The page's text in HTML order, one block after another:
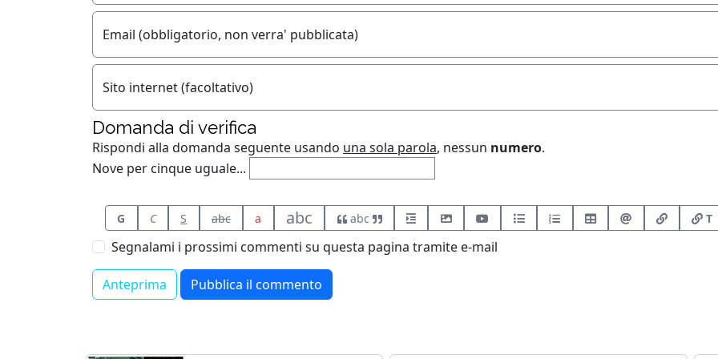
Email (obbligatorio, non verra' pubblicata)
Sito internet (facoltativo)
Domanda di verifica
Rispondi alla domanda seguente usando una sola parola, nessun numero.
Nove per cinque uguale...
G C S abc a abc abc T
Segnalami i prossimi commenti su questa pagina tramite e-mail